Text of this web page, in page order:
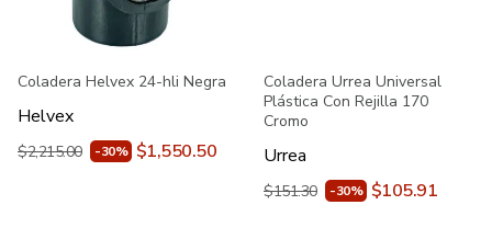
Coladera Helvex 24-hli Negra
Helvex
$2,215.00 -30% $1,550.50
Coladera Urrea Universal
Plástica Con Rejilla 170
Cromo
Urrea
$151.30 -30% $105.91